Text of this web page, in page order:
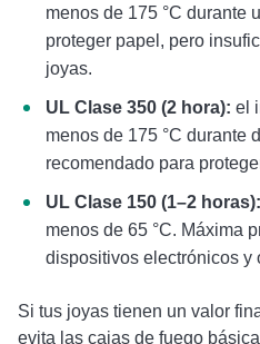
menos de 175 °C durante
proteger papel, pero
joyas.
UL Clase 350 (2 hora): el
menos de 175 °C durante
recomendado para
UL Clase 150 (1–2 horas):
menos de 65 °C. Máxima
dispositivos electrónicos y
Si tus joyas tienen un valor
evita las cajas de fuego